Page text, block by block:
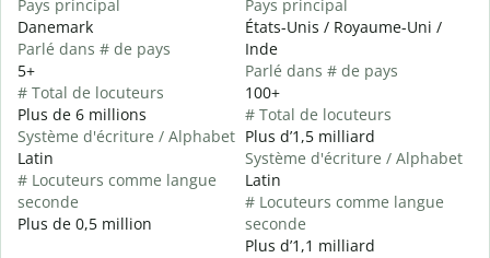
Pays principal
Danemark
Parlé dans # de pays
5+
# Total de locuteurs
Plus de 6 millions
Système d'écriture / Alphabet
Latin
# Locuteurs comme langue
seconde
Plus de 0,5 million
Pays principal
États-Unis / Royaume-Uni /
Inde
Parlé dans # de pays
100+
# Total de locuteurs
Plus d’1,5 milliard
Système d'écriture / Alphabet
Latin
# Locuteurs comme langue
seconde
Plus d’1,1 milliard